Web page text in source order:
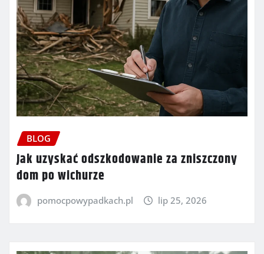
BLOG
Jak uzyskać odszkodowanie za zniszczony
dom po wichurze
pomocpowypadkach.pl lip 25, 2026